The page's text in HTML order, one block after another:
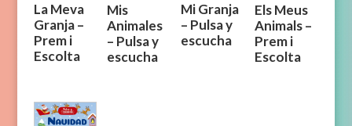
La Meva
Granja –
Prem i
Escolta
Mis
Animales
– Pulsa y
escucha
Mi Granja
– Pulsa y
escucha
Els Meus
Animals –
Prem i
Escolta